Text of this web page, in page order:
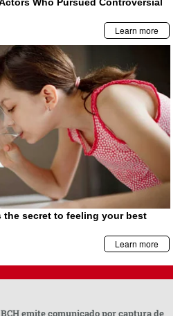
BCH emite comunicado por captura de